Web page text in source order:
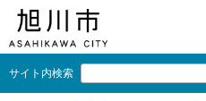
サイト内検索